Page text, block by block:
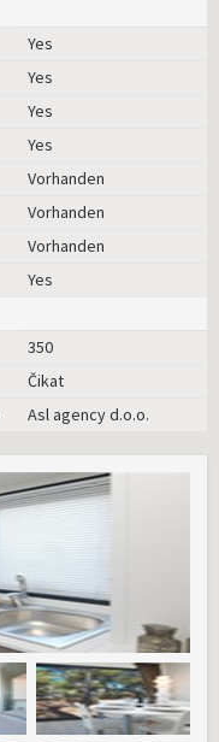
Yes
Yes
Yes
Yes
Vorhanden
Vorhanden
Vorhanden
Yes
350
Čikat
Asl agency d.o.o.